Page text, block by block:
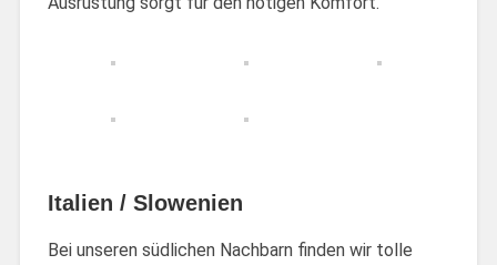
Italien / Slowenien
Bei unseren südlichen Nachbarn finden wir tolle